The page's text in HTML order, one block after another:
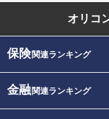
オリコ
保険関連ランキング
金融関連ランキング